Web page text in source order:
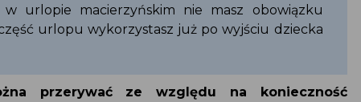
urlopie macierzyńskim nie masz obowiązku
urlopu wykorzystasz już po wyjściu dziecka
przerywać ze względu na konieczność